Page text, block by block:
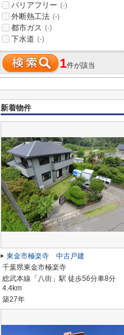
バリアフリー (-)
外断熱工法 (-)
都市ガス (-)
下水道 (-)
1件が該当
新着物件
東金市極楽寺 中古戸建
千葉県東金市極楽寺
総武本線「八街」駅 徒歩56分車8分
4.4km
築27年